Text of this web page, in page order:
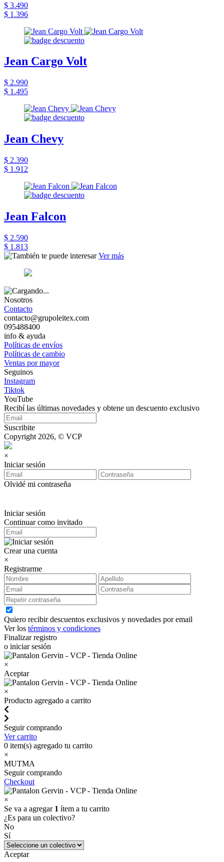
$ 3.490
$ 1.396
Jean Cargo Volt
$ 2.990
$ 1.495
Jean Chevy
$ 2.390
$ 1.912
Jean Falcon
$ 2.590
$ 1.813
Ver más
Nosotros
Contacto
contacto@grupoleitex.com
095488400
info & ayuda
Políticas de envíos
Políticas de cambio
Ventas por mayor
Seguinos
Instagram
Tiktok
YouTube
Recibí las últimas novedades y obtene un descuento exclusivo
Suscribite
Copyright 2026, © VCP
×
Iniciar sesión
Olvidé mi contraseña
Iniciar sesión
Continuar como invitado
Crear una cuenta
×
Registrarme
Quiero recibir descuentos exclusivos y novedades por email
Ver los términos y condiciones
Finalizar registro
o iniciar sesión
×
Aceptar
×
Producto agregado a carrito
Seguir comprando
Ver carrito
0 item(s) agregado tu carrito
×
MUTMA
Seguir comprando
Checkout
×
Se va a agregar 1 ítem a tu carrito
¿Es para un colectivo?
No
Sí
Aceptar